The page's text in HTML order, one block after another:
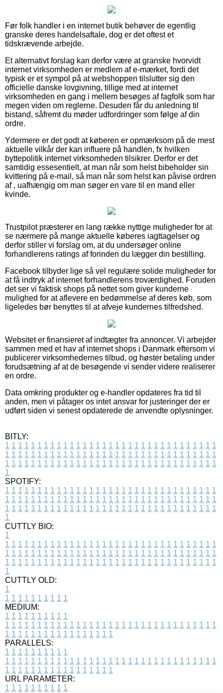
Før folk handler i en internet butik behøver de egentlig
granske deres handelsaftale, dog er det oftest et
tidskrævende arbejde.
Et alternativt forslag kan derfor være at granske hvorvidt
internet virksomheden er medlem af e-mærket, fordi det
typisk er et sympol på at webshoppen tilslutter sig den
officielle danske lovgivning, tillige med at internet
virksomheden en gang i mellem besøges af fagfolk som har
megen viden om reglerne. Desuden får du anledning til
bistand, såfremt du møder udfordringer som følge af din
ordre.
Ydermere er det godt at køberen er opmærksom på de mest
aktuelle vilkår der kan influere på handlen, fx hvilken
byttepolitik internet virksomheden tilsikrer. Derfor er det
samtidig essesentielt, at man når som helst bibeholder sin
kvittering på e-mail, så man når som helst kan påvise ordren
af , uafhængig om man søger en vare til en mand eller
kvinde.
Trustpilot præsterer en lang række nyttige muligheder for at
se nærmere på mange aktuelle køberes iagttagelser og
derfor stiller vi forslag om, at du undersøger online
forhandlerens ratings af forinden du lægger din bestilling.
Facebook tilbyder lige så vel regulære solide muligheder for
at få indtryk af internet forhandlerens troværdighed. Foruden
det ser vi faktisk shops på nettet som giver kunderne
mulighed for at aflevere en bedømmelse af deres køb, som
ligeledes bør benyttes til at afveje kundernes tilfredshed.
Websitet er finansieret af indtægter fra annoncer. Vi arbejder
sammen med et hav af internet shops i Danmark eftersom vi
publicerer virksomhedernes tilbud, og høster betaling under
forudsætning af at de besøgende vi sender videre realiserer
en ordre.
Data omkring produkter og e-handler opdateres fra tid til
anden, men vi påtager os intet ansvar for justeringer der er
udført siden vi senest opdaterede de anvendte oplysninger.
BITLY:
1 1 1 1 1 1 1 1 1 1 1 1 1 1 1 1 1 1 1 1 1 1 1 1 1 1 1 1 1 1 1 1 1
1 1 1 1 1 1 1 1 1 1 1 1 1 1 1 1 1 1 1 1 1 1 1 1 1 1 1 1 1 1 1 1 1
1 1 1 1 1 1 1 1 1 1 1 1 1 1 1 1 1 1 1 1 1 1 1 1 1 1 1 1 1 1 1 1 1
1
SPOTIFY:
1 1 1 1 1 1 1 1 1 1 1 1 1 1 1 1 1 1 1 1 1 1 1 1 1 1 1 1 1 1 1 1 1
1 1 1 1 1 1 1 1 1 1 1 1 1 1 1 1 1 1 1 1 1 1 1 1 1 1 1 1 1 1 1 1 1
1 1 1 1 1 1 1 1 1 1 1 1 1 1 1 1 1 1 1 1 1 1 1 1 1 1 1 1 1 1 1 1 1
1
CUTTLY BIO:
1
1 1 1 1 1 1 1 1 1 1 1 1 1 1 1 1 1 1 1 1 1 1 1 1 1 1 1 1 1 1 1 1 1
1 1 1 1 1 1 1 1 1 1 1 1 1 1 1 1 1 1 1 1 1 1 1 1 1 1 1 1 1 1 1 1 1
1 1 1 1 1 1 1 1 1 1 1 1 1 1 1 1 1 1 1 1 1 1 1 1 1 1 1 1 1 1 1 1 1
1
CUTTLY OLD:
1
1 1 1 1 1 1 1 1 1 1
MEDIUM:
1 1 1 1 1 1 1 1 1 1
1 1 1 1 1 1 1 1 1 1 1 1 1 1 1 1 1 1 1 1 1 1 1 1 1 1 1 1 1 1 1 1 1
1 1 1 1 1 1 1 1 1 1 1 1 1 1 1 1 1
PARALLELS:
1 1 1 1 1 1 1 1 1 1
1 1 1 1 1 1 1 1 1 1 1 1 1 1 1 1 1 1 1 1 1 1 1 1 1 1 1 1 1 1 1 1 1
1 1 1 1 1 1 1 1 1 1 1 1 1 1 1 1 1
URL PARAMETER:
1 1 1 1 1 1 1 1 1 1